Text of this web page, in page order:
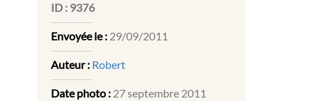
ID : 9376
Envoyée le : 29/09/2011
Auteur : Robert
Date photo : 27 septembre 2011